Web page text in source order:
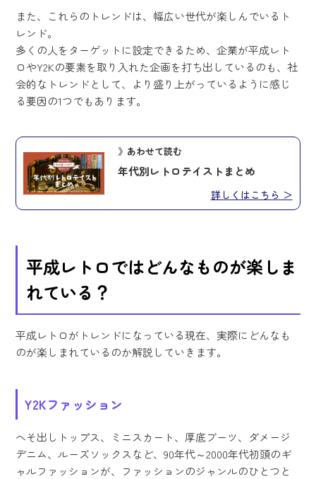
また、これらのトレンドは、幅広い世代が楽しんでいるト
レンド。
多くの人をターゲットに設定できるため、企業が平成レト
ロやY2Kの要素を取り入れた企画を打ち出しているのも、社
会的なトレンドとして、より盛り上がっているように感じ
る要因の1つでもあります。
》あわせて読む
年代別レトロテイストまとめ
詳しくはこちら ＞
平成レトロではどんなものが楽しま
れている？
平成レトロがトレンドになっている現在、実際にどんなも
のが楽しまれているのか解説していきます。
Y2Kファッション
へそ出しトップス、ミニスカート、厚底ブーツ、ダメージ
デニム、ルーズソックスなど、90年代～2000年代初頭のギ
ャルファッションが、ファッションのジャンルのひとつと